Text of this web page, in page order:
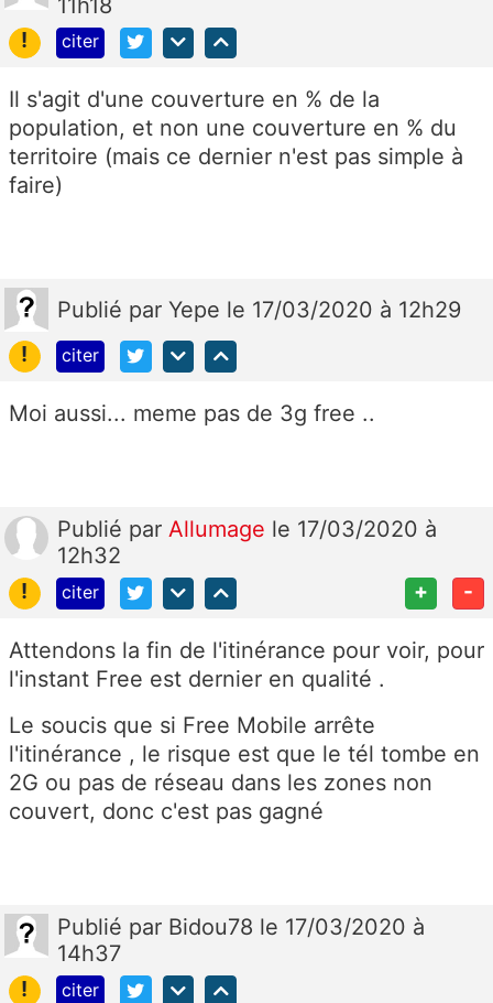
!
citer
Il s'agit d'une couverture en % de la
population, et non une couverture en % du
territoire (mais ce dernier n'est pas simple à
faire)
Publié par Yepe le 17/03/2020 à 12h29
!
citer
Moi aussi... meme pas de 3g free ..
Publié par Allumage le 17/03/2020 à
12h32
!
citer + -
Attendons la fin de l'itinérance pour voir, pour
l'instant Free est dernier en qualité .
Le soucis que si Free Mobile arrête
l'itinérance , le risque est que le tél tombe en
2G ou pas de réseau dans les zones non
couvert, donc c'est pas gagné
Publié par Bidou78 le 17/03/2020 à
14h37
!
citer